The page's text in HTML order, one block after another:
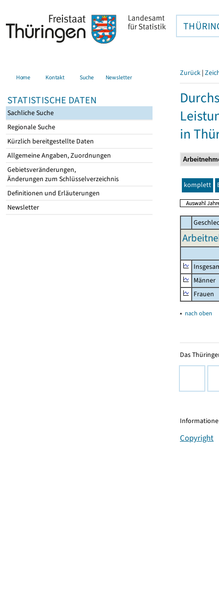
Home Kontakt Suche Newsletter
STATISTISCHE DATEN
Sachliche Suche
Regionale Suche
Kürzlich bereitgestellte Daten
Allgemeine Angaben, Zuordnungen
Gebietsveränderungen,
Änderungen zum Schlüsselverzeichnis
Definitionen und Erläuterungen
Newsletter
Zurück |
in
komplett
Männer
Frauen
▴ nach oben
Das
Copyright